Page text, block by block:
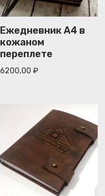
Ежедневник А4 в
кожаном
переплете
6200,00₽